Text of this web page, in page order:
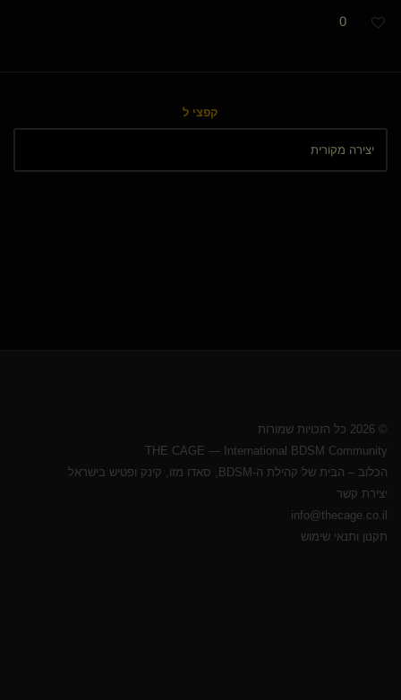
0
קפצי ל
© 2026 כל הזכויות שמורות
THE CAGE — International BDSM Community
הכלוב – הבית של קהילת ה-BDSM, סאדו מזו, קינק ופטיש בישראל
יצירת קשר
info@thecage.co.il
תקנון ותנאי שימוש